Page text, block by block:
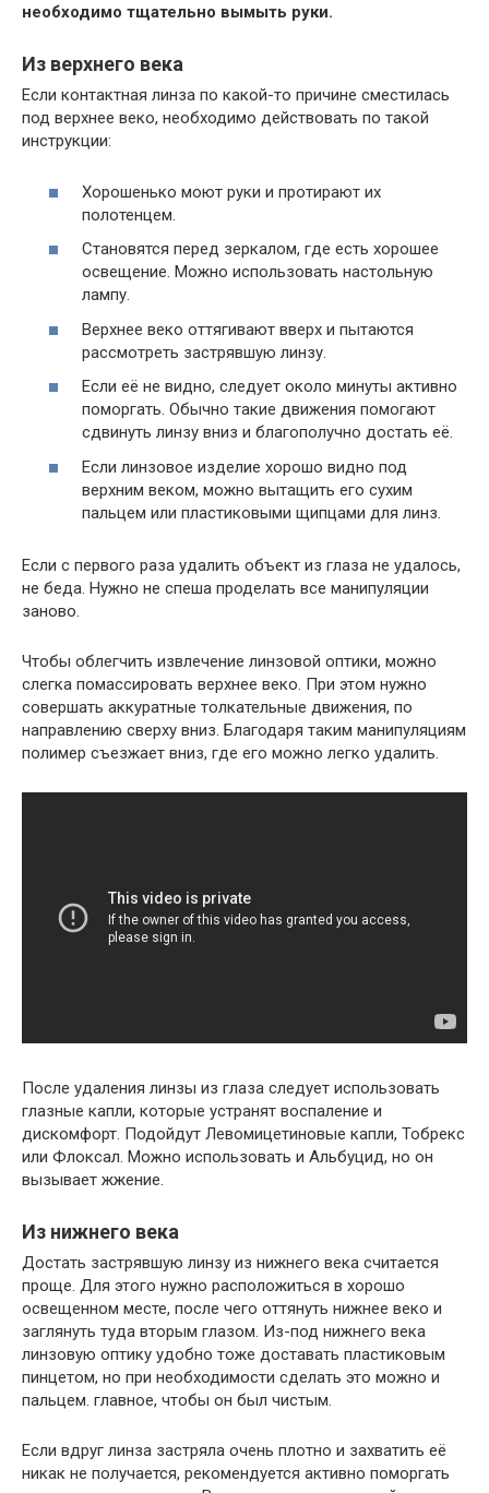
необходимо тщательно вымыть руки.
Из верхнего века
Если контактная линза по какой-то причине сместилась
под верхнее веко, необходимо действовать по такой
инструкции:
Хорошенько моют руки и протирают их
полотенцем.
Становятся перед зеркалом, где есть хорошее
освещение. Можно использовать настольную
лампу.
Верхнее веко оттягивают вверх и пытаются
рассмотреть застрявшую линзу.
Если её не видно, следует около минуты активно
поморгать. Обычно такие движения помогают
сдвинуть линзу вниз и благополучно достать её.
Если линзовое изделие хорошо видно под
верхним веком, можно вытащить его сухим
пальцем или пластиковыми щипцами для линз.
Если с первого раза удалить объект из глаза не удалось,
не беда. Нужно не спеша проделать все манипуляции
заново.
Чтобы облегчить извлечение линзовой оптики, можно
слегка помассировать верхнее веко. При этом нужно
совершать аккуратные толкательные движения, по
направлению сверху вниз. Благодаря таким манипуляциям
полимер съезжает вниз, где его можно легко удалить.
После удаления линзы из глаза следует использовать
глазные капли, которые устранят воспаление и
дискомфорт. Подойдут Левомицетиновые капли, Тобрекс
или Флоксал. Можно использовать и Альбуцид, но он
вызывает жжение.
Из нижнего века
Достать застрявшую линзу из нижнего века считается
проще. Для этого нужно расположиться в хорошо
освещенном месте, после чего оттянуть нижнее веко и
заглянуть туда вторым глазом. Из-под нижнего века
линзовую оптику удобно тоже доставать пластиковым
пинцетом, но при необходимости сделать это можно и
пальцем. главное, чтобы он был чистым.
Если вдруг линза застряла очень плотно и захватить её
никак не получается, рекомендуется активно поморгать